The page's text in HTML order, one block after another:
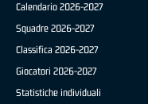
Calendario 2026-2027
Squadre 2026-2027
Classifica 2026-2027
Giocatori 2026-2027
Statistiche individuali